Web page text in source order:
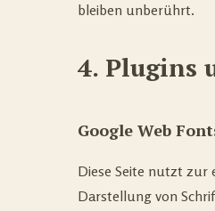
bleiben unberührt.
4. Plugins
Google Web
Diese Seite nutzt zur
Darstellung von